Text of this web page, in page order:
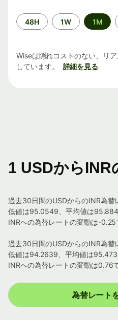
期
間
48H 1W 1M
Wiseは隠れコストのない、リ
しています。
詳細を見る
1 USDからINR
過去30日間のUSDからのINR為
低値は95.0549、平均値は
INRへの為替レートの変動は-0.25
過去30日間のUSDからのINR為
低値は94.2639、平均値は
INRへの為替レートの変動は0.76
為替レート